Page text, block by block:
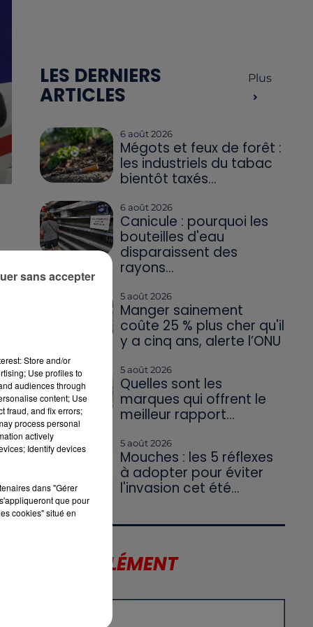
LES DERNIERS
ARTICLES
Plus
6 août 2026
Mégots et feux de forêt :
les industriels du tabac
bientôt taxés...
6 août 2026
Canicule : pourquoi les
bouteilles d'eau
disparaissent des
rayons...
5 août 2026
Manger sainement
coûte 25 % plus cher qu'il
y a cinq ans, alerte l’ONU
5 août 2026
Quelles sont les
marques qui offrent le
meilleur rapport...
5 août 2026
Mouches : les 5 réflexes
à adopter pour éviter
l'invasion cet été...
LE SUPPLÉMENT
Store and/or
Use profiles to
audiences through
content; Use
fraud, and fix errors;
process personal
actively
Identify devices
dans "Gérer
que pour
cookies" situé en
sans accepter